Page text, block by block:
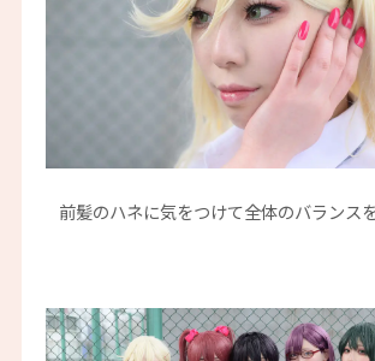
前髪のハネに気をつけて全体のバランス